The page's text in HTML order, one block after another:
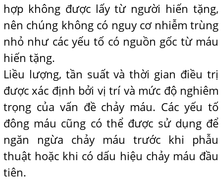
hợp không được lấy từ người hiến tặng,
nên chúng không có nguy cơ nhiễm trùng
nhỏ như các yếu tố có nguồn gốc từ máu
hiến tặng.
Liều lượng, tần suất và thời gian điều trị
được xác định bởi vị trí và mức độ nghiêm
trọng của vấn đề chảy máu. Các yếu tố
đông máu cũng có thể được sử dụng để
ngăn ngừa chảy máu trước khi phẫu
thuật hoặc khi có dấu hiệu chảy máu đầu
tiên.